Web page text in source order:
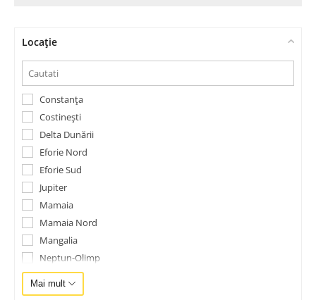
Locație
Constanța
Costinești
Delta Dunării
Eforie Nord
Eforie Sud
Jupiter
Mamaia
Mamaia Nord
Mangalia
Neptun-Olimp
Saturn
Techirghiol
Mai mult